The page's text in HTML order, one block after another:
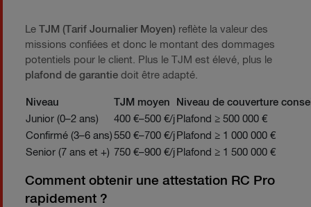
Le TJM (Tarif Journalier Moyen) reflète la valeur des
missions confiées et donc le montant des dommages
potentiels pour le client. Plus le TJM est élevé, plus le
plafond de garantie doit être adapté.
Niveau TJM moyen
Niveau de couverture
Junior (0–2 ans)
400 €–500 €/j Plafond ≥ 500 000 €
Confirmé (3–6 ans) 550 €–700 €/j Plafond ≥ 1 000 000 €
Senior (7 ans et +) 750 €–900 €/j Plafond ≥ 1 500 000 €
Comment obtenir une attestation RC Pro
rapidement ?